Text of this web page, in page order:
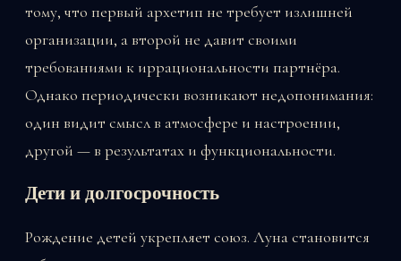
тому, что первый архетип не требует излишней
организации, а второй не давит своими
требованиями к иррациональности партнёра.
Однако периодически возникают недопонимания:
один видит смысл в атмосфере и настроении,
другой — в результатах и функциональности.
Дети и долгосрочность
Рождение детей укрепляет союз. Луна становится